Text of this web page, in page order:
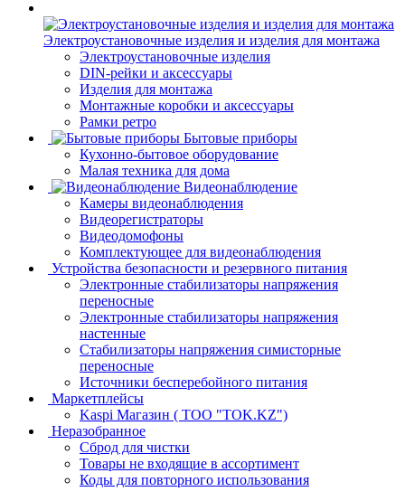
Электроустановочные изделия и изделия для монтажа
Электроустановочные изделия
DIN-рейки и аксессуары
Изделия для монтажа
Монтажные коробки и аксессуары
Рамки ретро
Бытовые приборы
Кухонно-бытовое оборудование
Малая техника для дома
Видеонаблюдение
Камеры видеонаблюдения
Видеорегистраторы
Видеодомофоны
Комплектующее для видеонаблюдения
Устройства безопасности и резервного питания
Электронные стабилизаторы напряжения
переносные
Электронные стабилизаторы напряжения
настенные
Стабилизаторы напряжения симисторные
переносные
Источники бесперебойного питания
Маркетплейсы
Kaspi Магазин ( ТОО "TOK.KZ")
Неразобранное
Сброд для чистки
Товары не входящие в ассортимент
Коды для повторного использования